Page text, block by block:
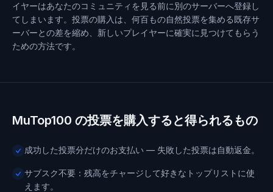
イヤーはあなたのコミュニティを見る前に別のサーバーへ登録し
てしまいます。投票の購入は、何百もの自然投票を集める既存サ
ーバーとの差を縮め、新しいプレイヤーに確実に見つけてもらう
ための方法です。
MuTop100 の投票を購入すると得られるもの
成功した投票分だけのお支払い — 失敗した投票は自動返金。
サブスク不要：残高をチャージして好きなトップリストに使
えます。